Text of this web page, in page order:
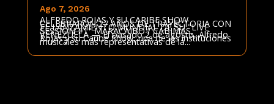
Ago 7, 2026
ALFREDO ROJAS Y SU CARIBE SHOW
CELEBRARON 27 AÑOS DE TRAYECTORIA CON
EL LANZAMIENTO MUNDIAL DE SU "LIVE
SESSION #1" MARACAIBO / CABIMAS,
VENEZUELA — El pasado 2 de agosto, Alfredo
Rojas y su Caribe Show, una de las instituciones
musicales más representativas de la...